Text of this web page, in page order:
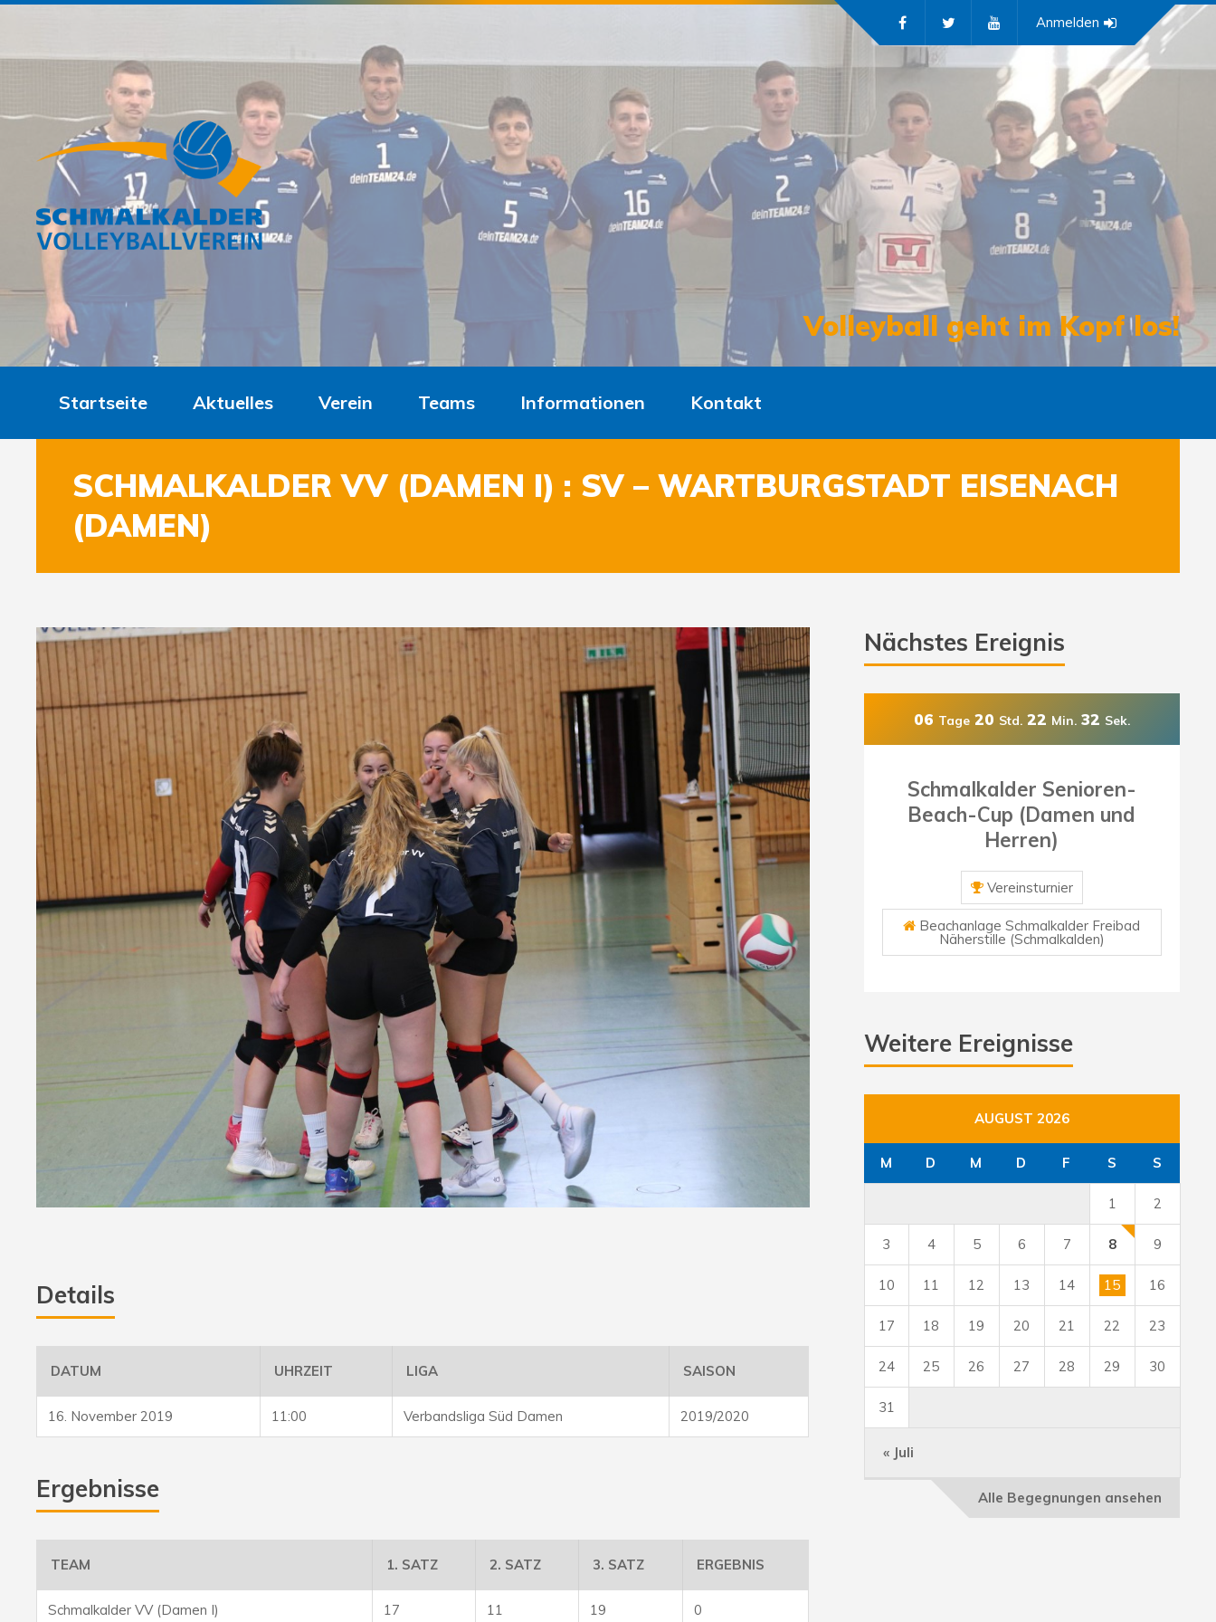
Volleyball geht im Kopf los!
Anmelden
Startseite Aktuelles Verein Teams Informationen Kontakt
SCHMALKALDER VV (DAMEN I) : SV – WARTBURGSTADT EISENACH
(DAMEN)
Details
DATUM UHRZEIT LIGA SAISON
16. November 2019 11:00 Verbandsliga Süd Damen 2019/2020
Ergebnisse
TEAM 1. SATZ 2. SATZ 3. SATZ ERGEBNIS
Schmalkalder VV (Damen I) 17 11 19 0
Nächstes Ereignis
06 Tage 20 Std. 22 Min. 29 Sek.
Schmalkalder Senioren-
Beach-Cup (Damen und
Herren)
Vereinsturnier
Beachanlage Schmalkalder Freibad
Näherstille (Schmalkalden)
Weitere Ereignisse
AUGUST 2026
M D M D F S S
« Juli
1 2
3 4 5 6 7 8 9
10 11 12 13 14 15 16
17 18 19 20 21 22 23
24 25 26 27 28 29 30
31
Alle Begegnungen ansehen